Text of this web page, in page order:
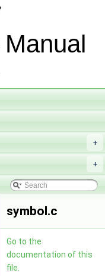
+
+
symbol.c
Go to the
documentation of this
file.